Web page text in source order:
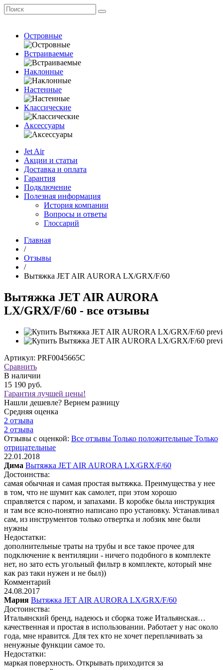
Островные
Встраиваемые
Наклонные
Настенные
Классические
Аксессуары
Jet Air
Акции и статьи
Доставка и оплата
Гарантия
Подключение
Полезная информация
История компании
Вопросы и ответы
Глоссарий
Главная
/
Отзывы
/
Вытяжка JET AIR AURORA LX/GRX/F/60
Вытяжка JET AIR AURORA
LX/GRX/F/60 - все отзывы
Артикул: PRF0045665C
Сравнить
В наличии
15 190 руб.
Гарантия лучшей цены!
Нашли дешевле? Вернем разницу
Средняя оценка
2 отзыва
2 отзыва
Отзывы с оценкой: Все отзывы Только положительные Только
отрицательные
22.01.2018
Дима Вытяжка JET AIR AURORA LX/GRX/F/60
Достоинства:
самая обычная и самая простая вытяжка. Преимущества у нее
в том, что не шумит как самолет, при этом хорошо
справляется с паром, и запахами. В коробке была инструкция
и там все ясно-понятно написано про установку. Устанавливал
сам, из инструментов только отвертка и лобзик мне были
нужны
Недостатки:
дополнительные траты на трубы и все такое прочее для
подключение к вентиляции - ничего подобного в комплекте
нет, но зато есть угольный фильтр в комплекте, который мне
как раз таки нужен и не был))
Комментарий
24.08.2017
Мария Вытяжка JET AIR AURORA LX/GRX/F/60
Достоинства:
Итальянский бренд, надеюсь и сборка тоже Итальянская…
качественная и простая в использовании. Работает у нас около
года, мне нравится. Для тех кто не хочет переплачивать за
ненужные функции самое то.
Недостатки:
маркая поверхность. Открывать приходится за